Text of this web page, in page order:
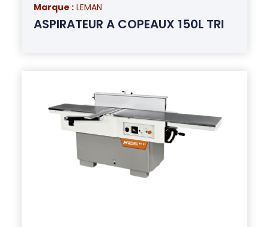
Marque : LEMAN
ASPIRATEUR A COPEAUX 150L TRI